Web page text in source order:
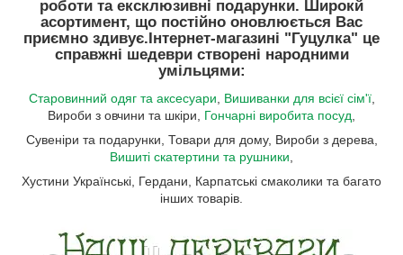
роботи та ексклюзивні подарунки. Широкй
асортимент, що постійно оновлюється Вас
приємно здивує.Інтернет-магазині "Гуцулка" це
справжні шедеври створені народними
умільцями:
Старовинний одяг та аксесуари Вишиванки для всієї сім'ї,
Вироби з овчини та шкіри,
Гончарні виробита посуд
Сувеніри та подарунки, Товари для дому, Вироби з дерева,
Вишиті скатертини та рушники
Хустини Українські, Гердани, Карпатські смаколики та багато
інших товарів.